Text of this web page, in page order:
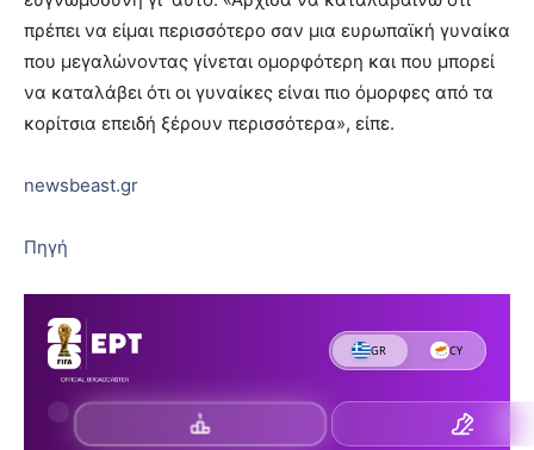
πρέπει να είμαι περισσότερο σαν μια ευρωπαϊκή γυναίκα
που μεγαλώνοντας γίνεται ομορφότερη και που μπορεί
να καταλάβει ότι οι γυναίκες είναι πιο όμορφες από τα
κορίτσια επειδή ξέρουν περισσότερα», είπε.
newsbeast.gr
Πηγή